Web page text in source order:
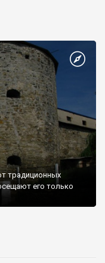
традиционных
его только